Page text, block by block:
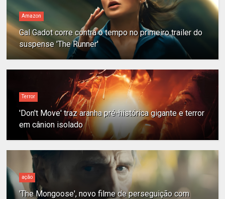
Amazon
Gal Gadot corre contra o tempo no primeiro trailer do
suspense 'The Runner'
Terror
'Don't Move' traz aranha pré-histórica gigante e terror
em cânion isolado
ação
'The Mongoose', novo filme de perseguição com